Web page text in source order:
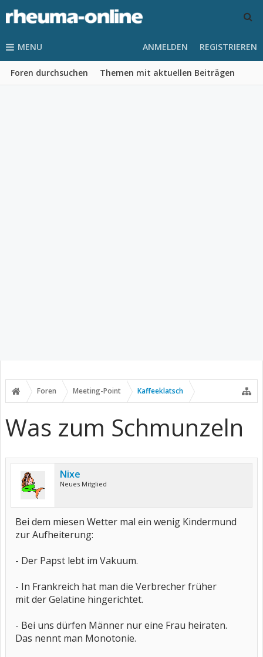
MENU
Foren durchsuchen Themen mit aktuellen Beiträgen
ANMELDEN REGISTRIEREN
Foren Meeting-Point Kaffeeklatsch
Was zum Schmunzeln
Nixe
Neues Mitglied
Bei dem miesen Wetter mal ein wenig Kindermund
zur Aufheiterung:
- Der Papst lebt im Vakuum.
- In Frankreich hat man die Verbrecher früher
mit der Gelatine hingerichtet.
- Bei uns dürfen Männer nur eine Frau heiraten.
Das nennt man Monotonie.